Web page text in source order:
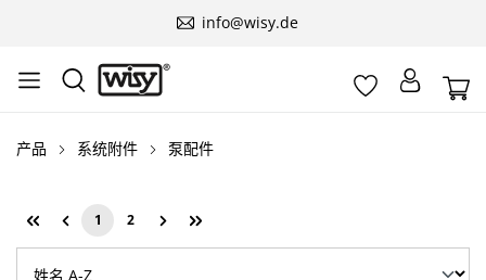
info@wisy.de
产品 系统附件 泵配件
Page
1 Page
2